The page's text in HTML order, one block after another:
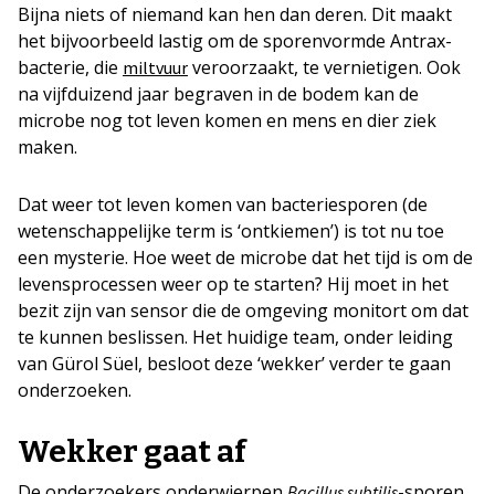
Bijna niets of niemand kan hen dan deren. Dit maakt
het bijvoorbeeld lastig om de sporenvormde Antrax-
bacterie, die miltvuur veroorzaakt, te vernietigen. Ook
na vijfduizend jaar begraven in de bodem kan de
microbe nog tot leven komen en mens en dier ziek
maken.
Dat weer tot leven komen van bacteriesporen (de
wetenschappelijke term is ‘ontkiemen’) is tot nu toe
een mysterie. Hoe weet de microbe dat het tijd is om de
levensprocessen weer op te starten? Hij moet in het
bezit zijn van sensor die de omgeving monitort om dat
te kunnen beslissen. Het huidige team, onder leiding
van Gürol Süel, besloot deze ‘wekker’ verder te gaan
onderzoeken.
Wekker gaat af